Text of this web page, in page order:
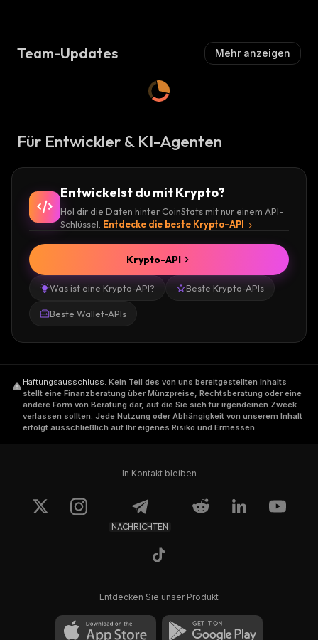
Team-Updates Mehr anzeigen
Für Entwickler & KI-Agenten
Entwickelst du mit Krypto?
Hol dir die Daten hinter CoinStats mit nur einem API-
Schlüssel. Entdecke die beste Krypto-API
Was ist eine Krypto-API? Beste Krypto-APIs
Beste Wallet-APIs
Krypto-API
Haftungsausschluss. Kein Teil des von uns bereitgestellten Inhalts
stellt eine Finanzberatung über Münzpreise, Rechtsberatung oder eine
andere Form von Beratung dar, auf die Sie sich für irgendeinen Zweck
verlassen sollten. Jede Nutzung oder Abhängigkeit von unserem Inhalt
erfolgt ausschließlich auf Ihr eigenes Risiko und Ermessen.
In Kontakt bleiben
NACHRICHTEN
Entdecken Sie unser Produkt